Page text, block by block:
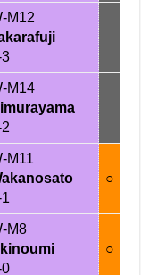
M12
M14
M11
○
M8
○